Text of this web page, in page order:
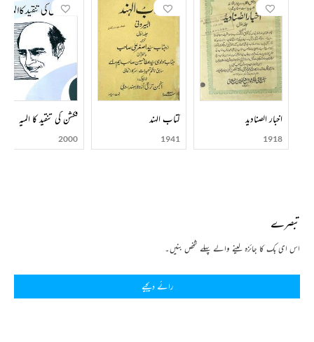
اخبار الصنادید
1918
کتاب الہند
1941
فکشن کی تنقید کا المیہ
2000
تبصرے
اس ای بک کا جائزہ لینے والے پہلے شخص بنیں۔
رائے دیجیے